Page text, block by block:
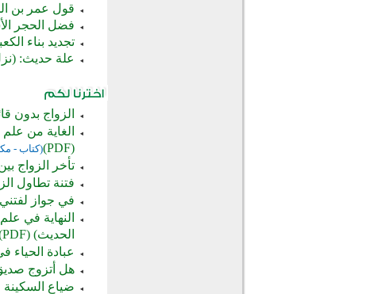
قول عمر بن
فضل الحجر
تجديد بناء
علة حديث:
الزواج بدون
الغاية من
(PDF)
(كتاب -
تأخر الزواج
فتنة تطاول
في جواز
النهاية في
الحديث) (PDF)
عبادة الحياء
هل أتزوج
ضياع